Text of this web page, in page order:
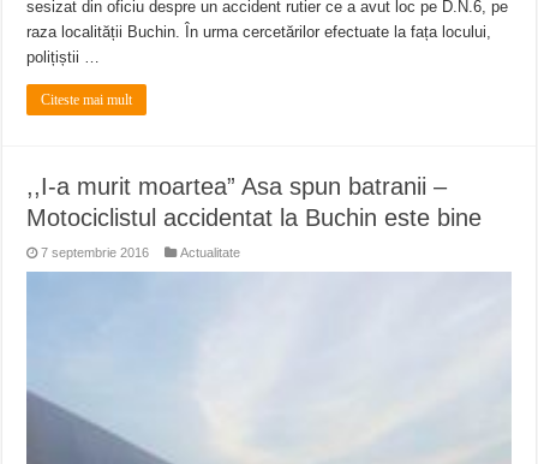
sesizat din oficiu despre un accident rutier ce a avut loc pe D.N.6, pe
raza localității Buchin. În urma cercetărilor efectuate la fața locului,
polițiștii …
Citeste mai mult
,,I-a murit moartea” Asa spun batranii –
Motociclistul accidentat la Buchin este bine
7 septembrie 2016 Actualitate